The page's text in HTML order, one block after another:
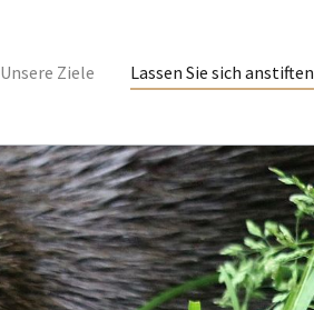
Unsere Ziele Lassen Sie sich anstiften